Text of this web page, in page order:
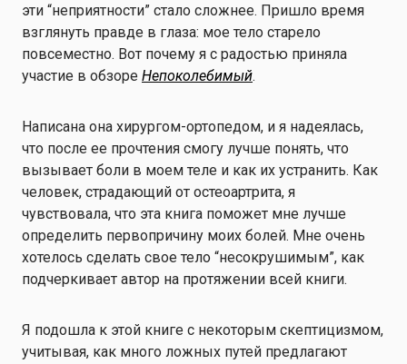
эти “неприятности” стало сложнее. Пришло время
взглянуть правде в глаза: мое тело старело
повсеместно. Вот почему я с радостью приняла
участие в обзоре Непоколебимый.
Написана она хирургом-ортопедом, и я надеялась,
что после ее прочтения смогу лучше понять, что
вызывает боли в моем теле и как их устранить. Как
человек, страдающий от остеоартрита, я
чувствовала, что эта книга поможет мне лучше
определить первопричину моих болей. Мне очень
хотелось сделать свое тело “несокрушимым”, как
подчеркивает автор на протяжении всей книги.
Я подошла к этой книге с некоторым скептицизмом,
учитывая, как много ложных путей предлагают